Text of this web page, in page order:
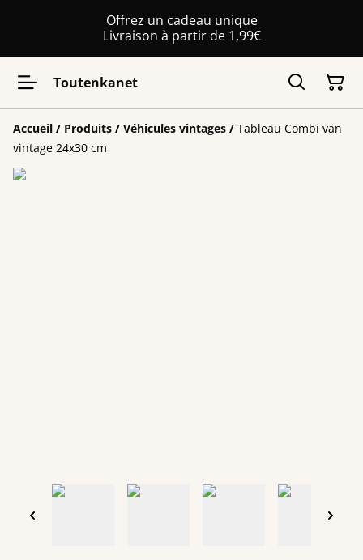
Offrez un cadeau unique
Livraison à partir de 1,99€
Toutenkanet
Accueil / Produits / Véhicules vintages / Tableau Combi van
vintage 24x30 cm